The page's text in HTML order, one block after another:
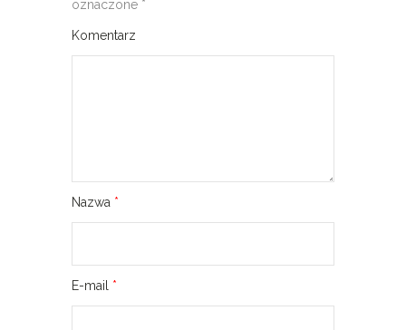
oznaczone *
Komentarz
Nazwa *
E-mail *